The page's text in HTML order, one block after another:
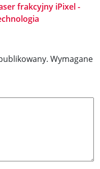
frakcyjny iPixel -
Wymagane